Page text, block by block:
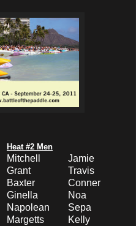
Heat #2 Men
Mitchell
Jamie
Grant
Travis
Baxter
Conner
Ginella
Noa
Napolean
Sepa
Margetts
Kelly